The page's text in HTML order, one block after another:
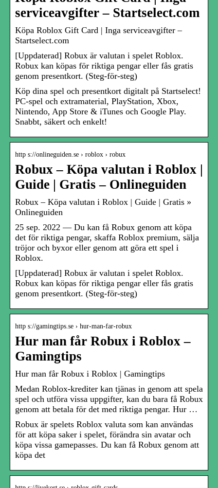
serviceavgifter – Startselect.com
Köpa Roblox Gift Card | Inga serviceavgifter –
Startselect.com
[Uppdaterad] Robux är valutan i spelet Roblox.
Robux kan köpas för riktiga pengar eller fås gratis
genom presentkort. (Steg-för-steg)
Köp dina spel och presentkort digitalt på Startselect!
PC-spel och extramaterial, PlayStation, Xbox,
Nintendo, App Store & iTunes och Google Play.
Snabbt, säkert och enkelt!
http s://onlineguiden.se › roblox › robux
Robux – Köpa valutan i Roblox |
Guide | Gratis – Onlineguiden
Robux – Köpa valutan i Roblox | Guide | Gratis »
Onlineguiden
25 sep. 2022 — Du kan få Robux genom att köpa
det för riktiga pengar, skaffa Roblox premium, sälja
tröjor och byxor eller genom att göra ett spel i
Roblox.
[Uppdaterad] Robux är valutan i spelet Roblox.
Robux kan köpas för riktiga pengar eller fås gratis
genom presentkort. (Steg-för-steg)
http s://gamingtips.se › hur-man-far-robux
Hur man får Robux i Roblox –
Gamingtips
Hur man får Robux i Roblox | Gamingtips
Medan Roblox-krediter kan tjänas in genom att spela
spel och utföra vissa uppgifter, kan du bara få Robux
genom att betala för det med riktiga pengar. Hur …
Robux är spelets Roblox valuta som kan användas
för att köpa saker i spelet, förändra sin avatar och
köpa vissa gamepasses. Du kan få Robux genom att
köpa det